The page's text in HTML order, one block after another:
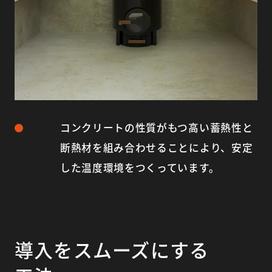
コンクリートの性質がもつ高い蓄熱性と
断熱材を組み合わせることにより、安定
した温度環境をつくっています。
導入をスムーズにする